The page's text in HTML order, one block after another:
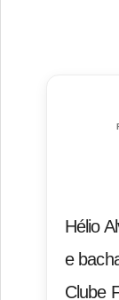
Hélio
e
Clube